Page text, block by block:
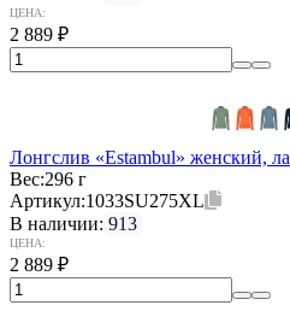
ЦЕНА:
2 889 ₽
Лонгслив «Estambul» женский,
Вес:296 г
Артикул:1033SU275XL
В наличии: 913
ЦЕНА:
2 889 ₽